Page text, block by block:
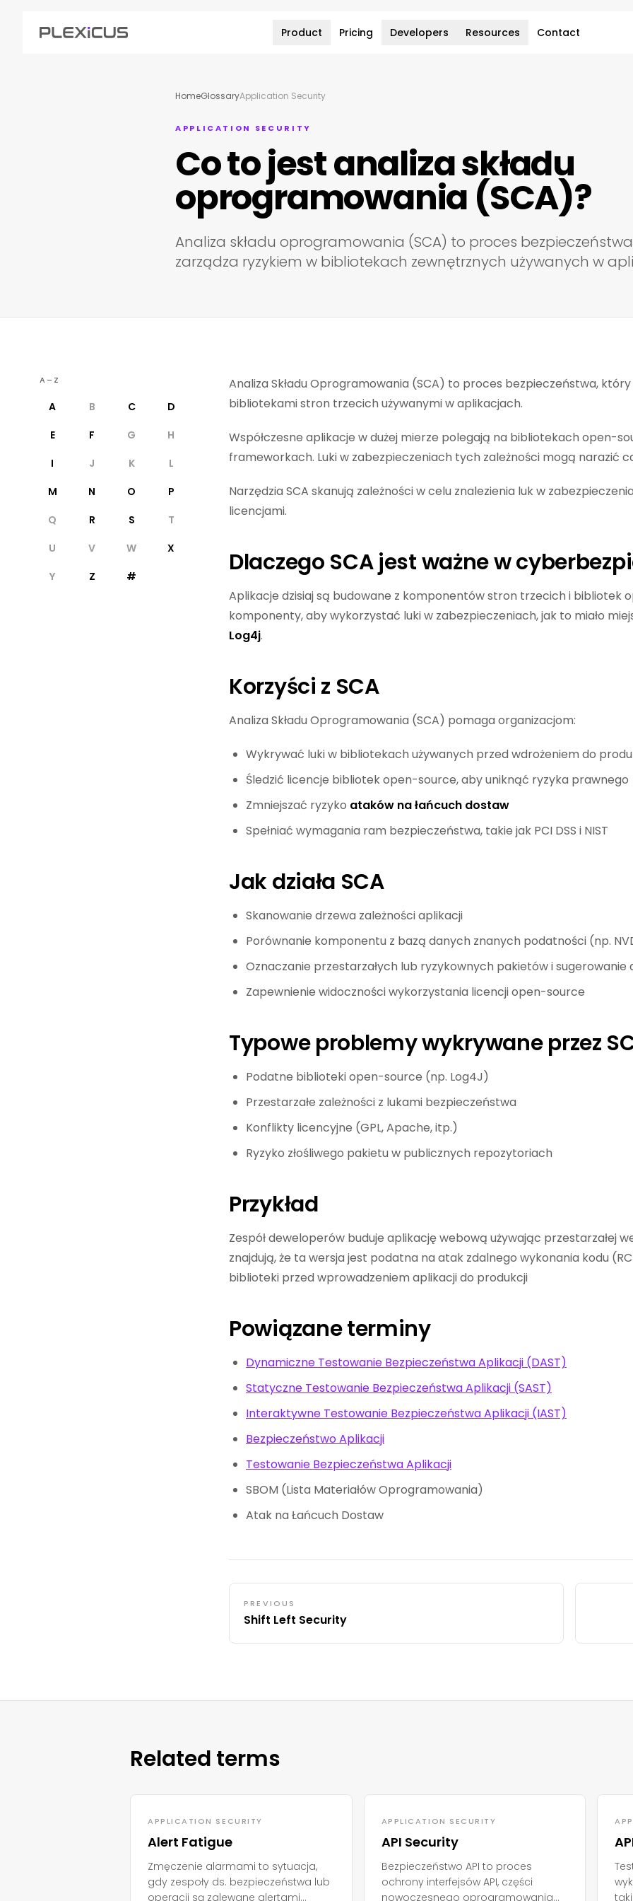
Product Pricing Developers Resources Contact
HomeGlossaryApplication Security
APPLICATION SECURITY
Co to jest analiza składu
oprogramowania (SCA)?
Analiza składu oprogramowania (SCA) to proces
zarządza ryzykiem w bibliotekach zewnętrznych używanych w
A–Z
A B C
D
E
F G
H
I
J K
L
M
N O
P
Q
R S
T
U
V W
X
Y
Z #
Analiza Składu Oprogramowania (SCA) to proces bezpieczeństwa,
bibliotekami stron trzecich używanymi w aplikacjach.
Współczesne aplikacje w dużej mierze polegają na bibliotekach open-
frameworkach. Luki w zabezpieczeniach tych zależności mogą narazić
Narzędzia SCA skanują zależności w celu znalezienia luk w
licencjami.
Dlaczego SCA jest ważne w
Aplikacje dzisiaj są budowane z komponentów stron trzecich i bibliotek
komponenty, aby wykorzystać luki w zabezpieczeniach, jak to miało
Log4j.
Korzyści z SCA
Analiza Składu Oprogramowania (SCA) pomaga organizacjom:
Wykrywać luki w bibliotekach używanych przed wdrożeniem do
Śledzić licencje bibliotek open-source, aby uniknąć ryzyka prawnego
Zmniejszać ryzyko ataków na łańcuch dostaw
Spełniać wymagania ram bezpieczeństwa, takie jak PCI DSS i NIST
Jak działa SCA
Skanowanie drzewa zależności aplikacji
Porównanie komponentu z bazą danych znanych podatności (np.
Oznaczanie przestarzałych lub ryzykownych pakietów i
Zapewnienie widoczności wykorzystania licencji open-source
Typowe problemy wykrywane przez
Podatne biblioteki open-source (np. Log4J)
Przestarzałe zależności z lukami bezpieczeństwa
Konflikty licencyjne (GPL, Apache, itp.)
Ryzyko złośliwego pakietu w publicznych repozytoriach
Przykład
Zespół deweloperów buduje aplikację webową używając przestarzałej
znajdują, że ta wersja jest podatna na atak zdalnego wykonania kodu
biblioteki przed wprowadzeniem aplikacji do produkcji
Powiązane terminy
Dynamiczne Testowanie Bezpieczeństwa Aplikacji (DAST)
Statyczne Testowanie Bezpieczeństwa Aplikacji (SAST)
Interaktywne Testowanie Bezpieczeństwa Aplikacji (IAST)
Bezpieczeństwo Aplikacji
Testowanie Bezpieczeństwa Aplikacji
SBOM (Lista Materiałów Oprogramowania)
Atak na Łańcuch Dostaw
PREVIOUS
Shift Left Security
Related terms
APPLICATION SECURITY
Alert Fatigue
Zmęczenie alarmami to sytuacja,
gdy zespoły ds. bezpieczeństwa lub
operacji są zalewane alertami
APPLICATION SECURITY
API Security
Bezpieczeństwo API to proces
ochrony interfejsów API, części
nowoczesnego oprogramowania